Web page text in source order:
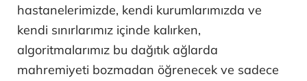
hastanelerimizde, kendi kurumlarımızda ve
kendi sınırlarımız içinde kalırken,
algoritmalarımız bu dağıtık ağlarda
mahremiyeti bozmadan öğrenecek ve sadece